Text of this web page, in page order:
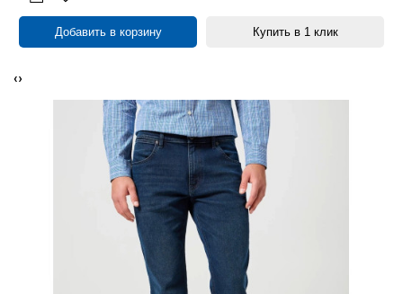
Добавить в корзину Купить в 1 клик
‹›